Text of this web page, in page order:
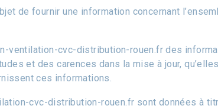
de fournir une information concernant
ventilation-cvc-distribution-rouen.fr des
et des carences dans la mise à jour,
ces informations.
cvc-distribution-rouen.fr sont données à